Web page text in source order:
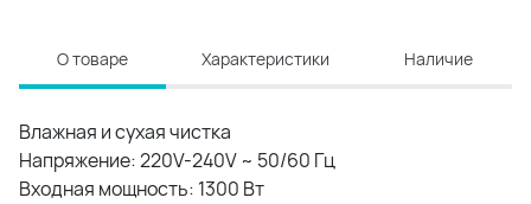
О товаре Характеристики Наличие
Влажная и сухая чистка
Напряжение: 220V-240V ~ 50/60 Гц
Входная мощность: 1300 Вт